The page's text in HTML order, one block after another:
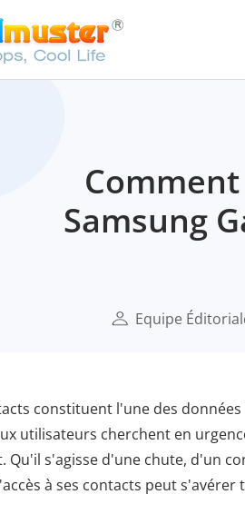
Samsung
Equipe
constituent l'une des
utilisateurs cherchent en
Qu'il s'agisse d'une chute, d'un
à ses contacts peut s'avérer